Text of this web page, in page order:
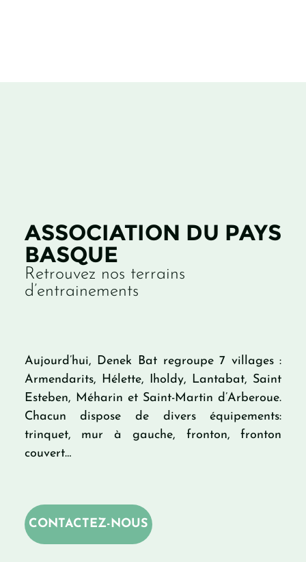
ASSOCIATION DU PAYS
BASQUE
Retrouvez nos terrains
d’entrainements
Aujourd’hui, Denek Bat regroupe 7 villages :
Armendarits, Hélette, Iholdy, Lantabat, Saint
Esteben, Méharin et Saint-Martin d’Arberoue.
Chacun dispose de divers équipements:
trinquet, mur à gauche, fronton, fronton
couvert…
CONTACTEZ-NOUS